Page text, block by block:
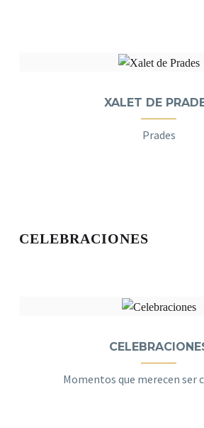
XALET DE
Prades
CELEBRACIONES
Momentos que merecen ser